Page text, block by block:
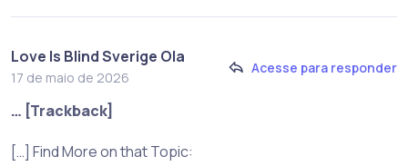
Love Is Blind Sverige Ola
17 de maio de 2026
Acesse para responder
… [Trackback]
[…] Find More on that Topic: